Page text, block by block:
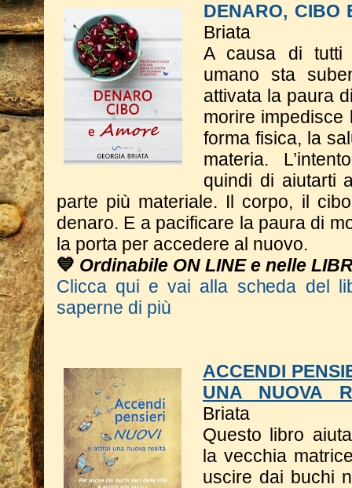
DENARO, CIBO
Briata
A causa di tutti
umano sta
attivata la paura
morire
forma fisica, la
materia.
quindi di aiutarti
parte più materiale. Il corpo, il
denaro. E a pacificare la paura di
la porta per accedere al nuovo.
💙 Ordinabile ON LINE e nelle
Clicca qui e vai alla scheda del
saperne di più
ACCENDI
UNA NUOVA
Briata
Questo libro a
la vecchia
uscire dai buchi